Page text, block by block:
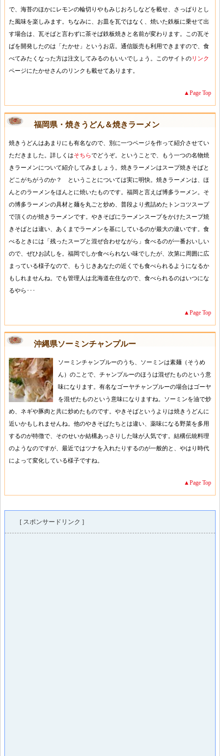
で、海苔のほかにレモンの輪切りやもみじおろしなどを載せ、さっぱりとし
た風味を楽しみます。ちなみに、お皿を瓦ではなく、焼いた鉄板に乗せて出
す場合は、瓦そばと言わずに茶そば鉄板焼きと名前が変わります。この瓦そ
ばを開発したのは「たかせ」というお店。通信販売も利用できますので、食
べてみたくなった方は注文してみるのもいいでしょう。このサイトのリンク
ページにたかせさんのリンクも載せてあります。
▲Page Top
福岡県・焼きうどん＆焼きラーメン
焼きうどんはあまりにも有名なので、別に一つページを作って紹介させてい
ただきました。詳しくはそちらでどうぞ。ということで、もう一つの名物焼
きラーメンについて紹介してみましょう。焼きラーメンはスープ焼きそばと
どこがちがうのか？ ということについては実に明快。焼きラーメンは、ほ
んとのラーメンをほんとに焼いたものです。福岡と言えば博多ラーメン。そ
の博多ラーメンの具材と麺を丸ごと炒め、普段より煮詰めたトンコツスープ
で頂くのが焼きラーメンです。やきそばにラーメンスープをかけたスープ焼
きそばとは違い、あくまでラーメンを基にしているのが最大の違いです。食
べるときには「残ったスープと混ぜ合わせながら」食べるのが一番おいしい
ので、ぜひお試しを。福岡でしか食べられない味でしたが、次第に周囲に広
まっている様子なので、もうじきあなたの近くでも食べられるようになるか
もしれませんね。でも管理人は北海道在住なので、食べられるのはいつにな
るやら･･･
▲Page Top
沖縄県ソーミンチャンプルー
ソーミンチャンプルーのうち、ソーミンは素麺（そうめ
ん）のことで、チャンプルーのほうは混ぜたものという意
味になります。有名なゴーヤチャンプルーの場合はゴーヤ
を混ぜたものという意味になりますね。ソーミンを油で炒
め、ネギや豚肉と共に炒めたものです。やきそばというよりは焼きうどんに
近いかもしれませんね。他のやきそばたちとは違い、薬味になる野菜を多用
するのが特徴で、そのせいか結構あっさりした味が人気です。結構伝統料理
のようなのですが、最近ではツナを入れたりするのが一般的と、やはり時代
によって変化している様子ですね。
▲Page Top
[ スポンサードリンク ]